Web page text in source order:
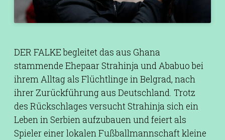
DER FALKE begleitet das aus Ghana
stammende Ehepaar Strahinja und Ababuo bei
ihrem Alltag als Flüchtlinge in Belgrad, nach
ihrer Zurückführung aus Deutschland. Trotz
des Rückschlages versucht Strahinja sich ein
Leben in Serbien aufzubauen und feiert als
Spieler einer lokalen Fußballmannschaft kleine